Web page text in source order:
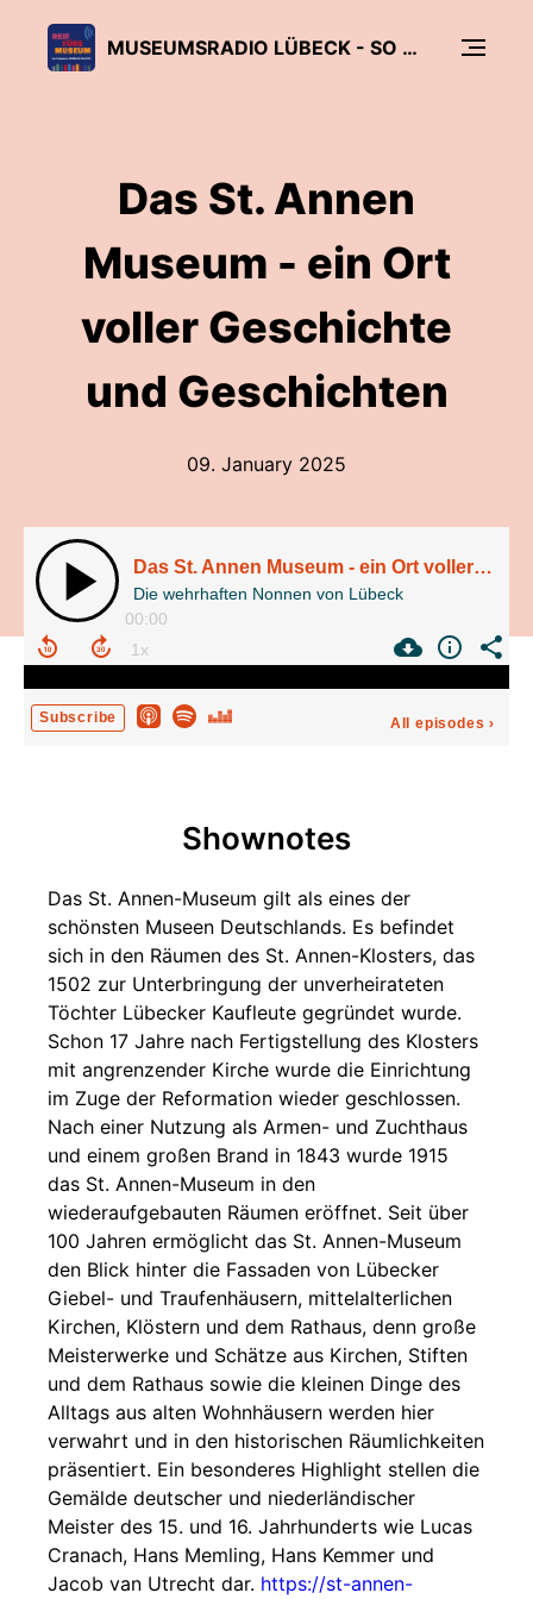
MUSEUMSRADIO LÜBECK - SO VIELFÄLTIG WIE DIE LÜBECKER MUSEEN
Das St. Annen
Museum - ein Ort
voller Geschichte
und Geschichten
09. January 2025
Das St. Annen Museum - ein Ort voller Geschichte und Geschichten
Die wehrhaften Nonnen von Lübeck
00:00
Subscribe All episodes ›
Shownotes
Das St. Annen-Museum gilt als eines der
schönsten Museen Deutschlands. Es befindet
sich in den Räumen des St. Annen-Klosters, das
1502 zur Unterbringung der unverheirateten
Töchter Lübecker Kaufleute gegründet wurde.
Schon 17 Jahre nach Fertigstellung des Klosters
mit angrenzender Kirche wurde die Einrichtung
im Zuge der Reformation wieder geschlossen.
Nach einer Nutzung als Armen- und Zuchthaus
und einem großen Brand in 1843 wurde 1915
das St. Annen-Museum in den
wiederaufgebauten Räumen eröffnet. Seit über
100 Jahren ermöglicht das St. Annen-Museum
den Blick hinter die Fassaden von Lübecker
Giebel- und Traufenhäusern, mittelalterlichen
Kirchen, Klöstern und dem Rathaus, denn große
Meisterwerke und Schätze aus Kirchen, Stiften
und dem Rathaus sowie die kleinen Dinge des
Alltags aus alten Wohnhäusern werden hier
verwahrt und in den historischen Räumlichkeiten
präsentiert. Ein besonderes Highlight stellen die
Gemälde deutscher und niederländischer
Meister des 15. und 16. Jahrhunderts wie Lucas
Cranach, Hans Memling, Hans Kemmer und
Jacob van Utrecht dar. https://st-annen-